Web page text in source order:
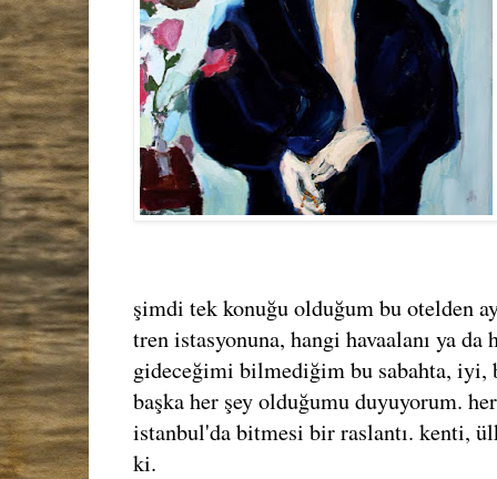
şimdi tek konuğu olduğum bu otelden
tren istasyonuna, hangi havaalanı ya
gideceğimi bilmediğim bu sabahta, iyi,
başka her şey olduğumu duyuyorum.
istanbul'da bitmesi bir raslantı. kenti,
ki.